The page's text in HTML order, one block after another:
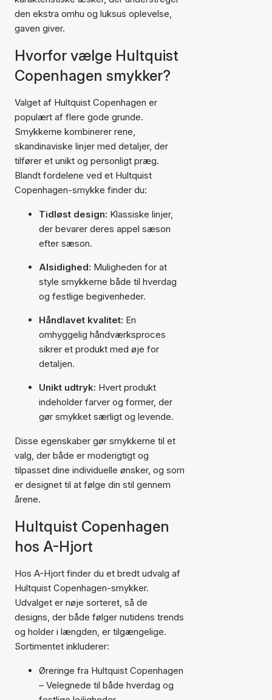
den ekstra omhu og luksus oplevelse,
gaven giver.
Hvorfor vælge Hultquist
Copenhagen smykker?
Valget af Hultquist Copenhagen er
populært af flere gode grunde.
Smykkerne kombinerer rene,
skandinaviske linjer med detaljer, der
tilfører et unikt og personligt præg.
Blandt fordelene ved et Hultquist
Copenhagen-smykke finder du:
Tidløst design: Klassiske linjer,
der bevarer deres appel sæson
efter sæson.
Alsidighed: Muligheden for at
style smykkerne både til hverdag
og festlige begivenheder.
Håndlavet kvalitet: En
omhyggelig håndværksproces
sikrer et produkt med øje for
detaljen.
Unikt udtryk: Hvert produkt
indeholder farver og former, der
gør smykket særligt og levende.
Disse egenskaber gør smykkerne til et
valg, der både er moderigtigt og
tilpasset dine individuelle ønsker, og som
er designet til at følge din stil gennem
årene.
Hultquist Copenhagen
hos A-Hjort
Hos A-Hjort finder du et bredt udvalg af
Hultquist Copenhagen-smykker.
Udvalget er nøje sorteret, så de
designs, der både følger nutidens trends
og holder i længden, er tilgængelige.
Sortimentet inkluderer:
Øreringe fra Hultquist Copenhagen
– Velegnede til både hverdag og